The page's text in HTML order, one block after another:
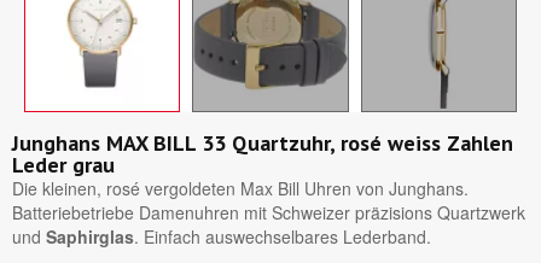
Junghans MAX BILL 33 Quartzuhr, rosé weiss Zahlen
Leder grau
Die kleinen, rosé vergoldeten Max Bill Uhren von Junghans.
Batteriebetriebe Damenuhren mit Schweizer präzisions Quartzwerk
und Saphirglas. Einfach auswechselbares Lederband.